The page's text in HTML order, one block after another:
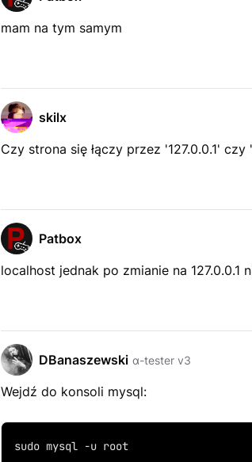
mam na tym samym
skilx
Czy strona się łączy przez '127.0.0.1'
Patbox
localhost jednak po zmianie na 127.0.0.1
DBanaszewski α-tester v3
Wejdź do konsoli mysql:
sudo mysql -u root